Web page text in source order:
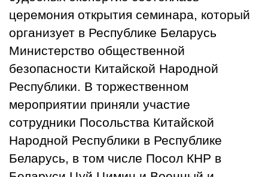
церемония открытия семинара, который
организует в Республике Беларусь
Министерство общественной
безопасности Китайской Народной
Республики. В торжественном
мероприятии приняли участие
сотрудники Посольства Китайской
Народной Республики в Республике
Беларусь, в том числе Посол КНР в